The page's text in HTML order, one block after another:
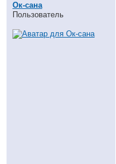
Ок-сана
Пользователь